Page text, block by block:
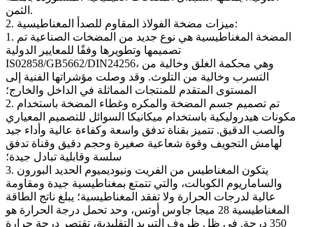
الثمن.
2. ميزات مضخة الفولاذ المقاوم للصدأ المغناطيسية:
1. المضخة المغناطيسية هي نوع جديد من المضخات الصناعية تم
تصميمها وتطويرها وفقًا للمعايير الدولية
IS02858/GB5662/DIN24256، وهي محكمة الغلق وخالية من
التسرب وخالية من التلوث. وقد وصلت مؤشراتها الفنية إلى
المستوى المتقدم للمنتجات المماثلة في الداخل والخارج؛
2. تم تصميم جسم المضخة والمكره وغطاء المضخة باستخدام
مكونات هيدروليكية باستخدام ميكانيكا السوائل للتصميم المعياري
والصب الدقيق. تتميز بقناة تدفق واسعة وكفاءة عالية وأداء جيد
لهامش التجويف وقوة شعاعية صغيرة وحجم دقيق وقناة تدفق
سلسة وقابلية تبادل جيدة؛
3. يتكون المغناطيس من الفريت ونيوديميوم الحديد البورون
والساماريوم الكوبالت، والتي تتمتع بمغناطيسية جيدة ومقاومة
عالية لدرجات الحرارة ولا تفقد المغناطيسية؛ يبلغ ناتج الطاقة
المغناطيسية 28 ميجا جاوس أوتس، وحد تحمل درجة الحرارة هو
350 درجة. في ظل ظروف التبريد التقليدية، تقتصر درجة حرارة